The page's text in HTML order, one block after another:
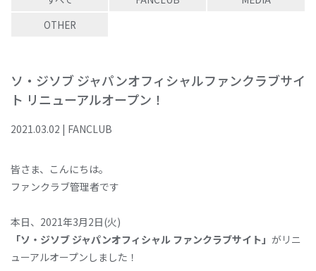
OTHER
ソ・ジソブ ジャパンオフィシャルファンクラブサイ
ト リニューアルオープン！
2021.03.02 | FANCLUB
皆さま、こんにちは。
ファンクラブ管理者です
本日、2021年3月2日(火)
「ソ・ジソブ ジャパンオフィシャル ファンクラブサイト」 がリニ
ューアルオープンしました！